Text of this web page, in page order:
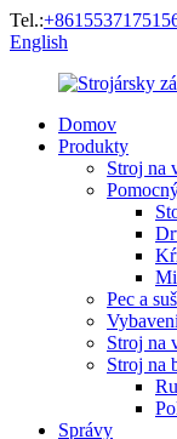
Tel.:
English
Domov
Produkty
Stroj na
Pec a
Stroj na
Stroj na
Správy